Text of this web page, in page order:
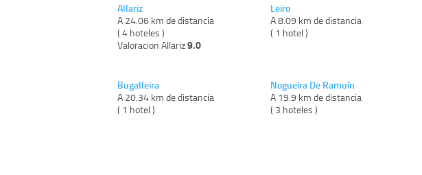
Allariz
A 24.06 km de distancia
( 4 hoteles )
Valoracion Allariz9.0
Bugalleira
A 20.34 km de distancia
( 1 hotel )
Leiro
A 8.09 km de distancia
( 1 hotel )
Nogueira De Ramuín
A 19.9 km de distancia
( 3 hoteles )